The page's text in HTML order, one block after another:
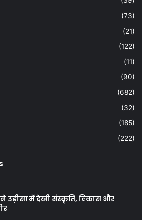
(73)
(21)
(122)
(11)
(90)
(682)
(32)
(185)
(222)
ने उड़ीसा में देखी संस्कृति, विकास और